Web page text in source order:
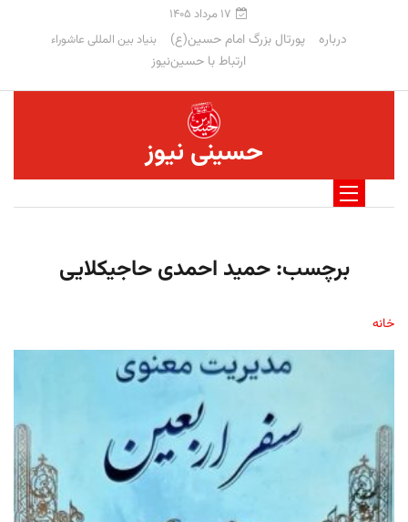
۱۷ مرداد ۱۴۰۵
درباره پورتال بزرگ امام حسین(ع) بنیاد بین المللی عاشوراء
ارتباط با حسین‌نیوز
حسینی نیوز
برچسب:حمید احمدی حاجیکلایی
خانه